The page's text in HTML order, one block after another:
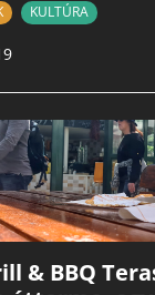
KULTÚRA
& BBQ